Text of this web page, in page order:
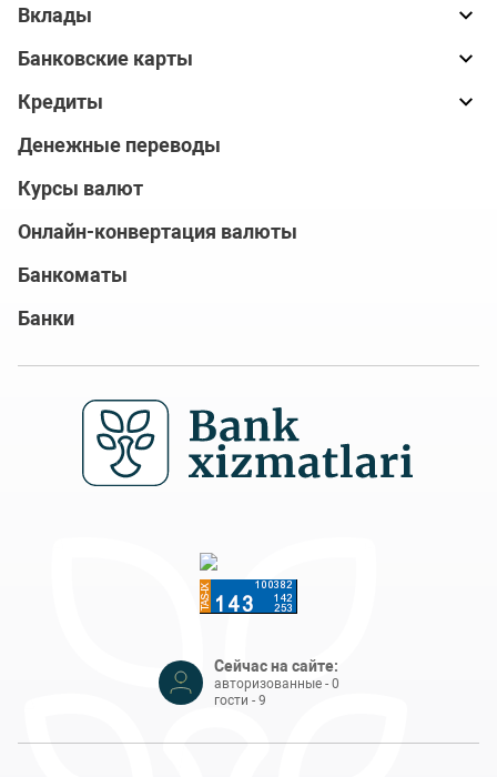
Вклады
Банковские карты
Кредиты
Денежные переводы
Курсы валют
Онлайн-конвертация валюты
Банкоматы
Банки
Сейчас на сайте:
авторизованные - 0
гости - 9